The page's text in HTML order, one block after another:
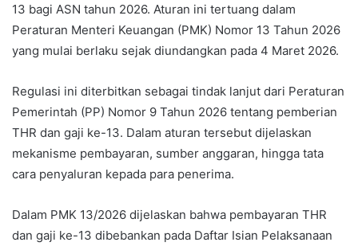
13 bagi ASN tahun 2026. Aturan ini tertuang dalam
Peraturan Menteri Keuangan (PMK) Nomor 13 Tahun 2026
yang mulai berlaku sejak diundangkan pada 4 Maret 2026.
Regulasi ini diterbitkan sebagai tindak lanjut dari Peraturan
Pemerintah (PP) Nomor 9 Tahun 2026 tentang pemberian
THR dan gaji ke-13. Dalam aturan tersebut dijelaskan
mekanisme pembayaran, sumber anggaran, hingga tata
cara penyaluran kepada para penerima.
Dalam PMK 13/2026 dijelaskan bahwa pembayaran THR
dan gaji ke-13 dibebankan pada Daftar Isian Pelaksanaan